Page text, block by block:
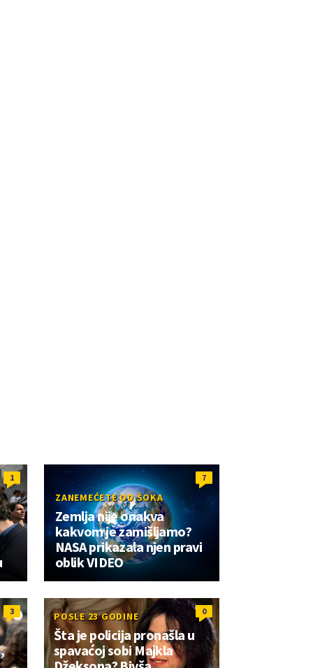
1 7
ZANEMEĆETE OD ŠOKA
Zemlja nije onakva
kakvom je zamišljamo?
NASA prikazala njen pravi
oblik VIDEO
3 0
POSLE 23 GODINE
Šta je policija pronašla u
spavaćoj sobi Majkla